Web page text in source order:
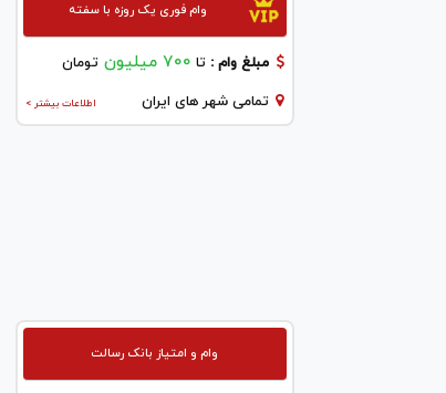
وام فوری یک روزه با سفته
مبلغ وام : تا 700 میلیون تومان
اطلاعات بیشتر > تمامی شهر های ایران
وام و امتیاز بانک رسالت